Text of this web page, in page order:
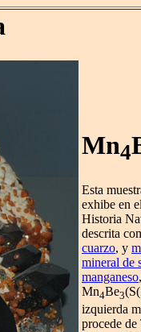
Mn4
Esta
exhibe en
Historia
descrita
cuarzo, y
mineral de
manganeso
Mn4Be3
izquierda
procede